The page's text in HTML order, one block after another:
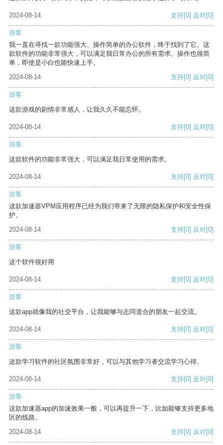
2024-08-14 支持[0] 反对[0]
游客
我一直在寻找一款功能强大、操作简单的办公软件，终于找到了它。这
款软件的功能非常强大，可以满足我日常办公的所有需求。操作也很简
单，即使是小白也能快速上手。
2024-08-14
支持[0] 反对[0]
游客
这款游戏的剧情非常感人，让我久久不能忘怀。
2024-08-14 支持[0] 反对[0]
游客
这款软件的功能非常强大，可以满足我日常使用的需求。
2024-08-14 支持[0] 反对[0]
游客
这款加速器VPM应用程序已经为我们带来了无限的隐私保护和安全性保
护。
2024-08-14
支持[0] 反对[0]
游客
这个软件很好用
2024-08-14 支持[0] 反对[0]
游客
这款app就像我的社交平台，让我能够与志同道合的朋友一起交流。
2024-08-14 支持[0] 反对[0]
游客
这款学习软件的社区氛围非常好，可以与其他学习者交流学习心得。
2024-08-14 支持[0] 反对[0]
游客
这款加速器app的加速效果一般，可以再提升一下，比如能够支持更多地
区的线路。
2024-08-14
支持[0] 反对[0]